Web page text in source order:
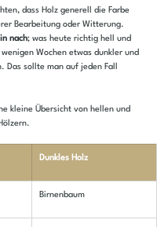
dass Holz generell die Farbe
Bearbeitung oder Witterung.
nach; was heute richtig hell und
Wochen etwas dunkler und
Das sollte man auf jeden Fall
kleine Übersicht von hellen und
Dunkles Holz
Birnenbaum